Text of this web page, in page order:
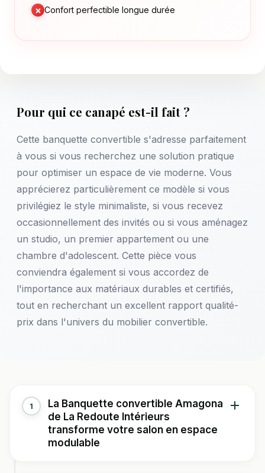
× Confort perfectible longue durée
Pour qui ce canapé est-il fait ?
Cette banquette convertible s'adresse parfaitement
à vous si vous recherchez une solution pratique
pour optimiser un espace de vie moderne. Vous
apprécierez particulièrement ce modèle si vous
privilégiez le style minimaliste, si vous recevez
occasionnellement des invités ou si vous aménagez
un studio, un premier appartement ou une
chambre d'adolescent. Cette pièce vous
conviendra également si vous accordez de
l'importance aux matériaux durables et certifiés,
tout en recherchant un excellent rapport qualité-
prix dans l'univers du mobilier convertible.
1
La Banquette convertible Amagona
de La Redoute Intérieurs
transforme votre salon en espace
modulable